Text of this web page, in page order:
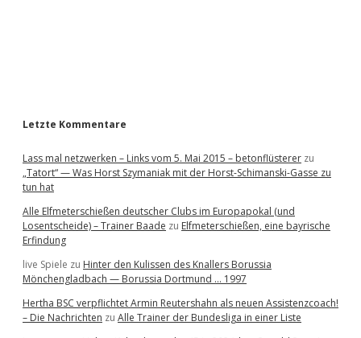
Letzte Kommentare
Lass mal netzwerken – Links vom 5. Mai 2015 – betonflüsterer zu
„Tatort“ — Was Horst Szymaniak mit der Horst-Schimanski-Gasse zu
tun hat
Alle Elfmeterschießen deutscher Clubs im Europapokal (und
Losentscheide) – Trainer Baade zu Elfmeterschießen, eine bayrische
Erfindung
live Spiele zu Hinter den Kulissen des Knallers Borussia
Mönchengladbach — Borussia Dortmund … 1997
Hertha BSC verpflichtet Armin Reutershahn als neuen Assistenzcoach!
– Die Nachrichten zu Alle Trainer der Bundesliga in einer Liste